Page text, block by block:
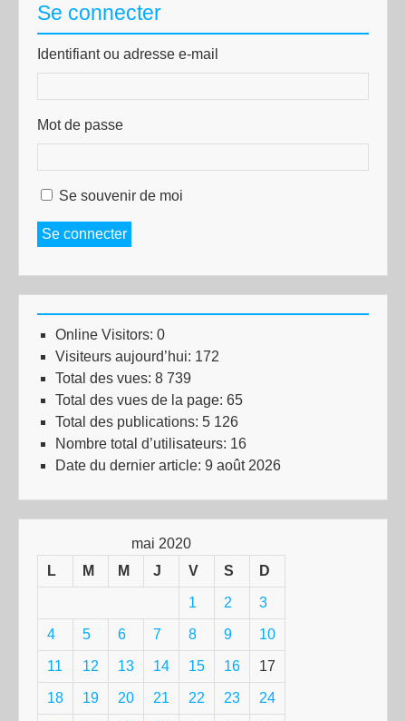
Se connecter
Identifiant ou adresse e-mail
Mot de passe
Se souvenir de moi
Se connecter
Online Visitors: 0
Visiteurs aujourd’hui: 172
Total des vues: 8 739
Total des vues de la page: 65
Total des publications: 5 126
Nombre total d’utilisateurs: 16
Date du dernier article: 9 août 2026
mai 2020
L
M M J V S D
1 2 3
4 5 6 7 8 9 10
11 12 13 14 15 16 17
18 19 20 21 22 23 24